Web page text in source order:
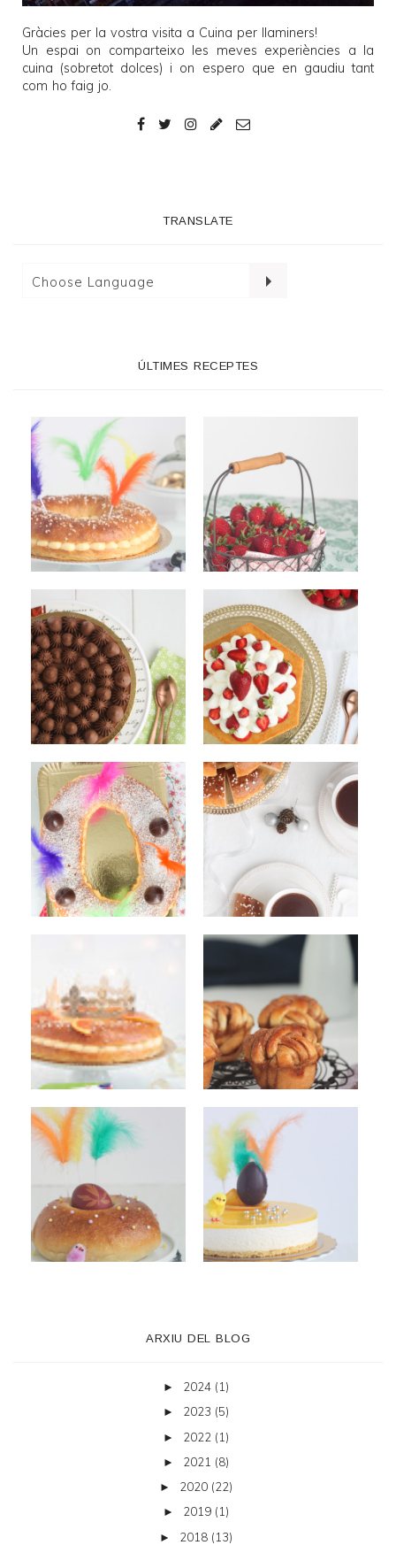
Gràcies per la vostra visita a Cuina per llaminers!
Un espai on comparteixo les meves experiències a la
cuina (sobretot dolces) i on espero que en gaudiu tant
com ho faig jo.
TRANSLATE
ÚLTIMES RECEPTES
ARXIU DEL BLOG
► 2024 (1)
► 2023 (5)
► 2022 (1)
► 2021 (8)
► 2020 (22)
► 2019 (1)
► 2018 (13)